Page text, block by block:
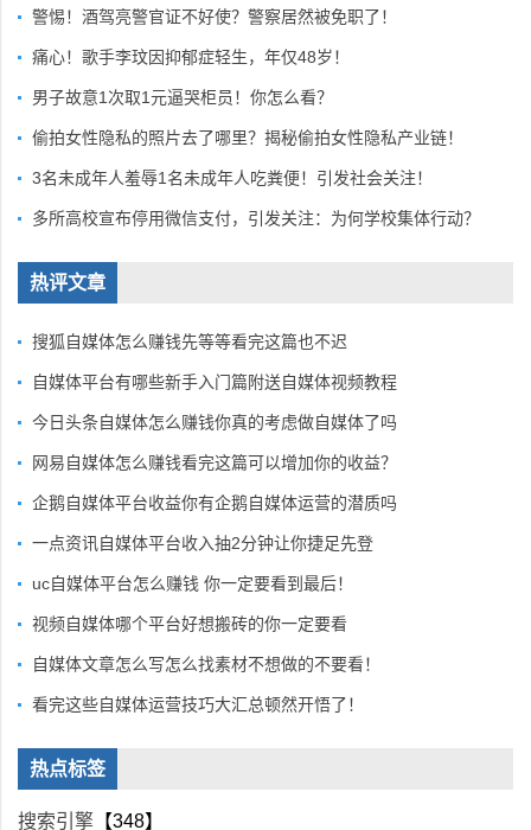
警惕！酒驾亮警官证不好使？警察居然被免职了！
痛心！歌手李玟因抑郁症轻生，年仅48岁！
男子故意1次取1元逼哭柜员！你怎么看？
偷拍女性隐私的照片去了哪里？揭秘偷拍女性隐私产业链！
3名未成年人羞辱1名未成年人吃粪便！引发社会关注！
多所高校宣布停用微信支付，引发关注：为何学校集体行动？
热评文章
搜狐自媒体怎么赚钱先等等看完这篇也不迟
自媒体平台有哪些新手入门篇附送自媒体视频教程
今日头条自媒体怎么赚钱你真的考虑做自媒体了吗
网易自媒体怎么赚钱看完这篇可以增加你的收益？
企鹅自媒体平台收益你有企鹅自媒体运营的潜质吗
一点资讯自媒体平台收入抽2分钟让你捷足先登
uc自媒体平台怎么赚钱 你一定要看到最后！
视频自媒体哪个平台好想搬砖的你一定要看
自媒体文章怎么写怎么找素材不想做的不要看！
看完这些自媒体运营技巧大汇总顿然开悟了！
热点标签
搜索引擎 【348】